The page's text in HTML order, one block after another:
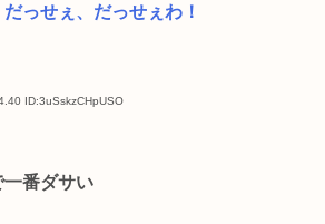
っせぇ、だっせぇわ！
ID:3uSskzCHpUSO
一番ダサい